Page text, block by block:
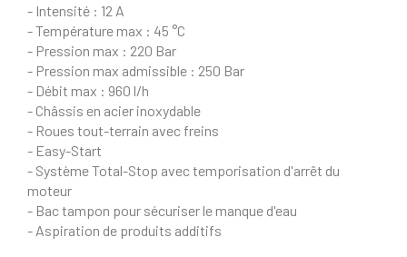
- Intensité : 12 A
- Température max : 45 °C
- Pression max : 220 Bar
- Pression max admissible : 250 Bar
- Débit max : 960 l/h
- Châssis en acier inoxydable
- Roues tout-terrain avec freins
- Easy-Start
- Système Total-Stop avec temporisation d'arrêt du
moteur
- Bac tampon pour sécuriser le manque d'eau
- Aspiration de produits additifs